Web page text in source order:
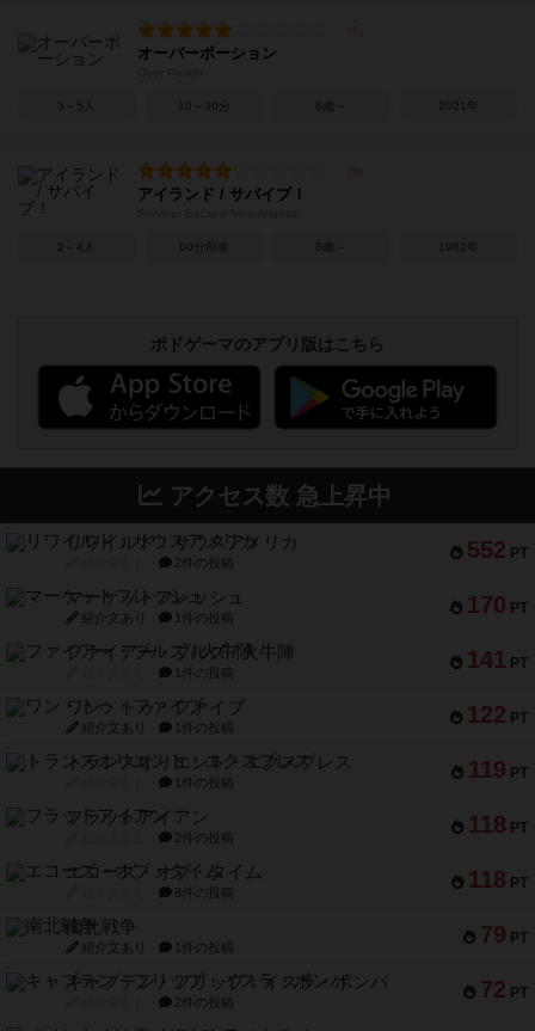
オーバーポーション
3～5人 10～30分 8歳～ 2021年
アイランド / サバイブ！
2～4人 60分前後 8歳～ 1982年
ボドゲーマのアプリ版はこちら
アクセス数 急上昇中
552 PT
リワイルド：サウスアメリカ
2件の投稿
170 PT
マーケットフレッシュ
紹介文あり 1件の投稿
141 PT
ファイアー・ブルズ / 火牛陣
1件の投稿
122 PT
ワン・トゥ・ファイブ
紹介文あり 1件の投稿
119 PT
トランスオリエント・エクスプレス
1件の投稿
118 PT
フラットアイアン
2件の投稿
118 PT
エコーズ・オブ・タイム
8件の投稿
79 PT
南北戦争
紹介文あり 1件の投稿
72 PT
キャプテン・フリップ：イスラ・ボンバ
2件の投稿